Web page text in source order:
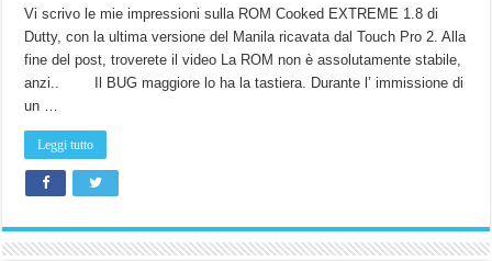
Vi scrivo le mie impressioni sulla ROM Cooked EXTREME 1.8 di
Dutty, con la ultima versione del Manila ricavata dal Touch Pro 2. Alla
fine del post, troverete il video La ROM non è assolutamente stabile,
anzi.. Il BUG maggiore lo ha la tastiera. Durante l’ immissione di
un …
Leggi tutto